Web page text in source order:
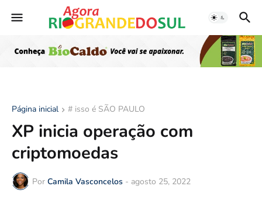
Página inicial # isso é SÃO PAULO
XP inicia operação com
criptomoedas
Por Camila Vasconcelos - agosto 25, 2022